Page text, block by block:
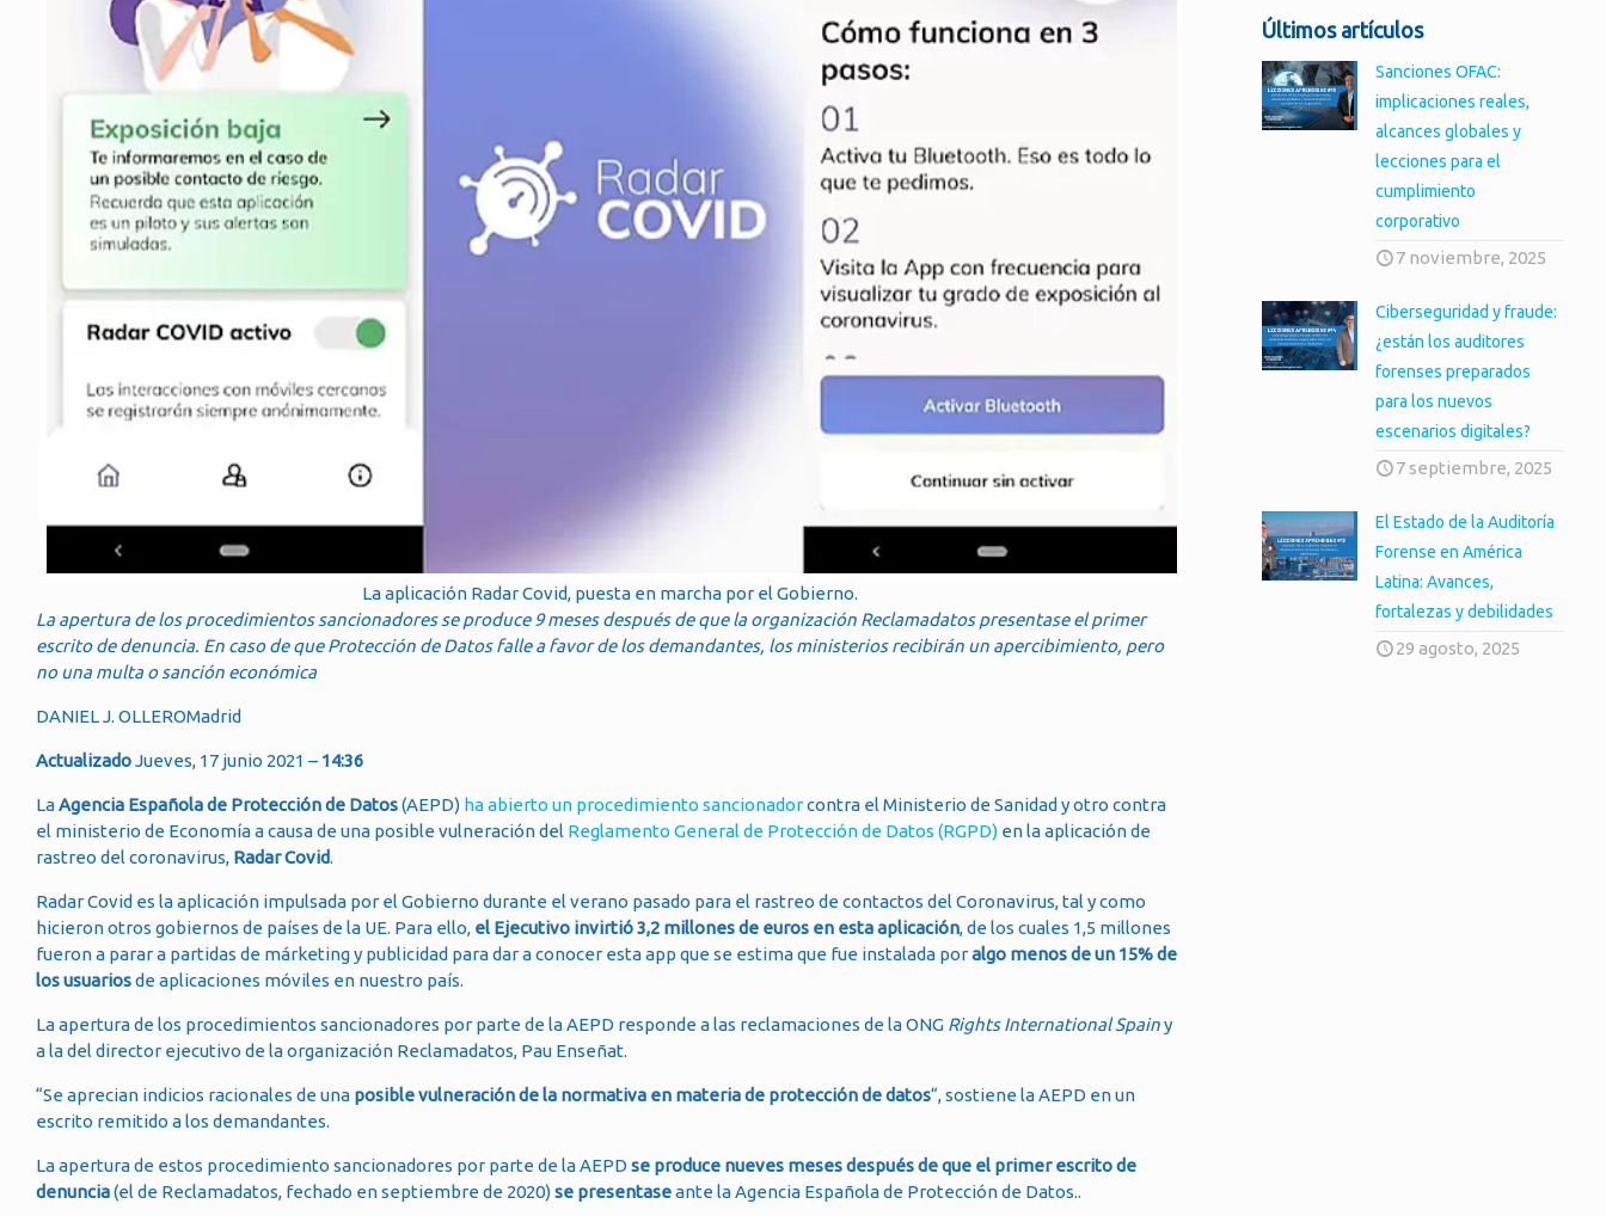
La aplicación Radar Covid, puesta en marcha por el Gobierno.
La apertura de los procedimientos sancionadores se produce 9 meses después de que la organización Reclamadatos presentase el primer
escrito de denuncia. En caso de que Protección de Datos falle a favor de los demandantes, los ministerios recibirán un apercibimiento, pero
no una multa o sanción económica
DANIEL J. OLLEROMadrid
ActualizadoJueves, 17 junio 2021 – 14:36
LaAgencia Española de Protección de Datos(AEPD) ha abierto un procedimiento sancionadorcontra el Ministerio de Sanidad y otro contra
el ministerio de Economía a causa de una posible vulneración del Reglamento General de Protección de Datos (RGPD) en la aplicación de
rastreo del coronavirus, Radar Covid.
Radar Covid es la aplicación impulsada por el Gobierno durante el verano pasado para el rastreo de contactos del Coronavirus, tal y como
hicieron otros gobiernos de países de la UE. Para ello, el Ejecutivo invirtió 3,2 millones de euros en esta aplicación, de los cuales 1,5 millones
fueron a parar a partidas de márketing y publicidad para dar a conocer esta app que se estima que fue instalada poralgo menos de un 15% de
los usuariosde aplicaciones móviles en nuestro país.
La apertura de los procedimientos sancionadores por parte de la AEPD responde a las reclamaciones de la ONG Rights International Spainy
a la del director ejecutivo de la organización Reclamadatos, Pau Enseñat.
“Se aprecian indicios racionales de una posible vulneración de la normativa en materia de protección de datos“, sostiene la AEPD en un
escrito remitido a los demandantes.
La apertura de estos procedimiento sancionadores por parte de la AEPD se produce nueves meses después de que el primer escrito de
denuncia(el de Reclamadatos, fechado en septiembre de 2020)se presentaseante la Agencia Española de Protección de Datos..
Últimos artículos
Sanciones OFAC:
implicaciones reales,
alcances globales y
lecciones para el
cumplimiento
corporativo
7 noviembre, 2025
Ciberseguridad y fraude:
¿están los auditores
forenses preparados
para los nuevos
escenarios digitales?
7 septiembre, 2025
El Estado de la Auditoría
Forense en América
Latina: Avances,
fortalezas y debilidades
29 agosto, 2025